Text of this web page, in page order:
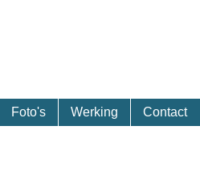
Foto's Werking Contact